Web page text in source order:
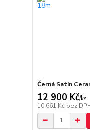
Černá Satin
12 900 Kč/ks
10 661 Kč bez